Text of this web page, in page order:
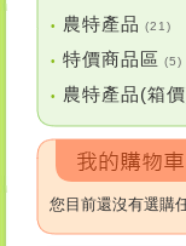
• 農特產品 (21)
• 特價商品區 (5)
• 農特產品(箱
您目前還沒有選購